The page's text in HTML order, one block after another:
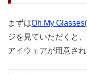
まずはOh My
ジを見ていただくと
アイウェアが用意され